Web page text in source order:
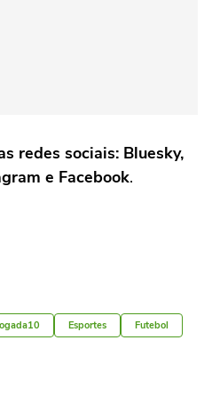
redes sociais: Bluesky,
e Facebook.
Esportes Futebol